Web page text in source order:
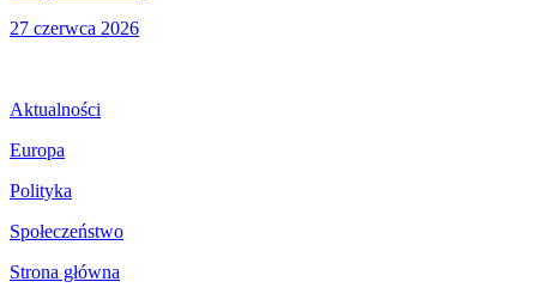
27 czerwca 2026
Aktualności
Europa
Polityka
Społeczeństwo
Strona główna